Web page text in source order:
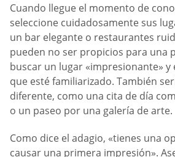
Cuando llegue el momento de
seleccione cuidadosamente sus
un bar elegante o restaurantes
pueden no ser propicios para una
buscar un lugar «impresionante» y
que esté familiarizado. También
diferente, como una cita de día
o un paseo por una galería de arte.
Como dice el adagio, «tienes una
causar una primera impresión».